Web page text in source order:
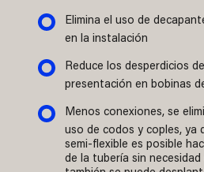
Elimina el uso de
en la instalación
Reduce los desperdicios
presentación en bobinas
Menos conexiones, se
uso de codos y coples, ya
semi-flexible es posible
de la tubería sin